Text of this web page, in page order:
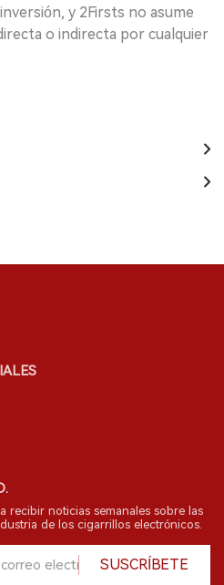
y 2Firsts no asume
o indirecta por cualquier
recibir noticias semanales sobre las
de los cigarrillos electrónicos.
SUSCRÍBETE